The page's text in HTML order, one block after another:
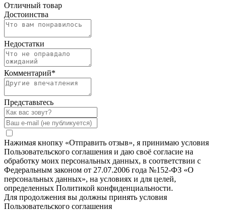
Отличный товар
Достоинства
Недостатки
Комментарий*
Представьтесь
Нажимая кнопку «Отправить отзыв», я принимаю условия
Пользовательского соглашения и даю своё согласие на
обработку моих персональных данных, в соответствии с
Федеральным законом от 27.07.2006 года №152-ФЗ «О
персональных данных», на условиях и для целей,
определенных Политикой конфиденциальности.
Для продолжения вы должны принять условия
Пользовательского соглашения